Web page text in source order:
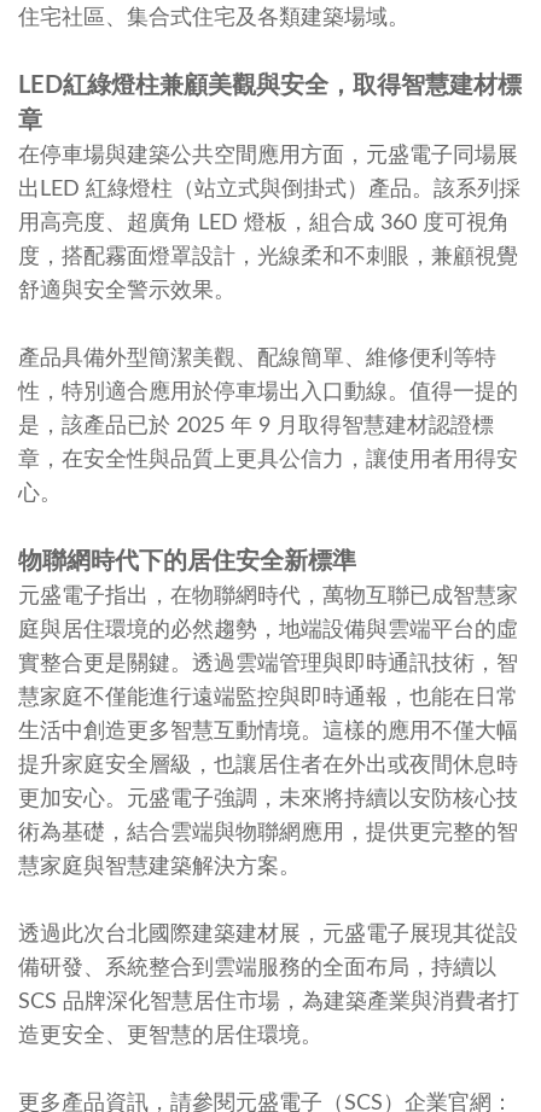
住宅社區、集合式住宅及各類建築場域。
LED紅綠燈柱兼顧美觀與安全，取得智慧建材標
章
在停車場與建築公共空間應用方面，元盛電子同場展
出LED 紅綠燈柱（站立式與倒掛式）產品。該系列採
用高亮度、超廣角 LED 燈板，組合成 360 度可視角
度，搭配霧面燈罩設計，光線柔和不刺眼，兼顧視覺
舒適與安全警示效果。
產品具備外型簡潔美觀、配線簡單、維修便利等特
性，特別適合應用於停車場出入口動線。值得一提的
是，該產品已於 2025 年 9 月取得智慧建材認證標
章，在安全性與品質上更具公信力，讓使用者用得安
心。
物聯網時代下的居住安全新標準
元盛電子指出，在物聯網時代，萬物互聯已成智慧家
庭與居住環境的必然趨勢，地端設備與雲端平台的虛
實整合更是關鍵。透過雲端管理與即時通訊技術，智
慧家庭不僅能進行遠端監控與即時通報，也能在日常
生活中創造更多智慧互動情境。這樣的應用不僅大幅
提升家庭安全層級，也讓居住者在外出或夜間休息時
更加安心。元盛電子強調，未來將持續以安防核心技
術為基礎，結合雲端與物聯網應用，提供更完整的智
慧家庭與智慧建築解決方案。
透過此次台北國際建築建材展，元盛電子展現其從設
備研發、系統整合到雲端服務的全面布局，持續以
SCS 品牌深化智慧居住市場，為建築產業與消費者打
造更安全、更智慧的居住環境。
更多產品資訊，請參閱元盛電子（SCS）企業官網：